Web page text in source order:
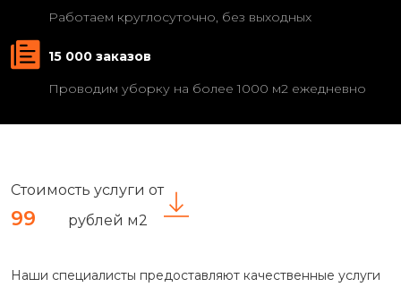
Работаем круглосуточно, без выходных
15 000 заказов
Проводим уборку на более 1000 м2 ежедневно
Стоимость услуги от
99 рублей м2
Наши специалисты предоставляют качественные услуги